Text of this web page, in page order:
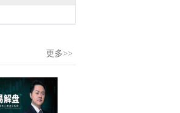
更多>>